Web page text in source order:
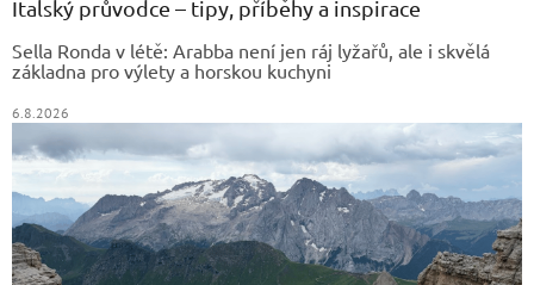
Italský průvodce – tipy, příběhy a inspirace
Sella Ronda v létě: Arabba není jen ráj lyžařů, ale i skvělá
základna pro výlety a horskou kuchyni
6.8.2026